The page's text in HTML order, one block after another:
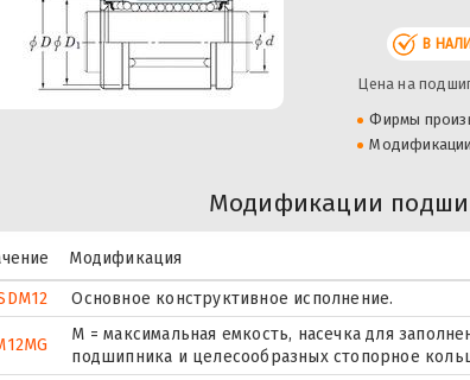
В
Цена на
Фирмы
Модификации
Модификация
Основное конструктивное исполнение.
M = максимальная емкость, насечка для
подшипника и целесообразных стопорное